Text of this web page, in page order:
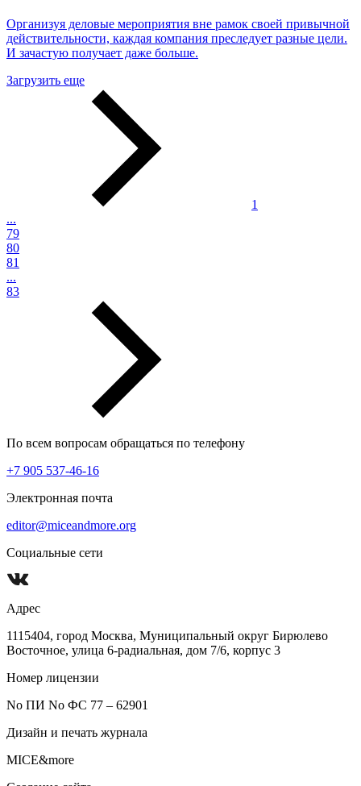
Организуя деловые мероприятия вне рамок своей привычной
действительности, каждая компания преследует разные цели.
И зачастую получает даже больше.
Загрузить еще
1
...
79
80
81
...
83
По всем вопросам обращаться по телефону
+7 905 537-46-16
Электронная почта
editor@miceandmore.org
Социальные сети
Адрес
1115404, город Москва, Муниципальный округ Бирюлево
Восточное, улица 6-радиальная, дом 7/6, корпус 3
Номер лицензии
No ПИ No ФС 77 – 62901
Дизайн и печать журнала
MICE&more